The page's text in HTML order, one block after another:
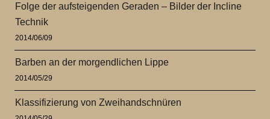
Folge der aufsteigenden Geraden – Bilder der Incline
Technik
2014/06/09
Barben an der morgendlichen Lippe
2014/05/29
Klassifizierung von Zweihandschnüren